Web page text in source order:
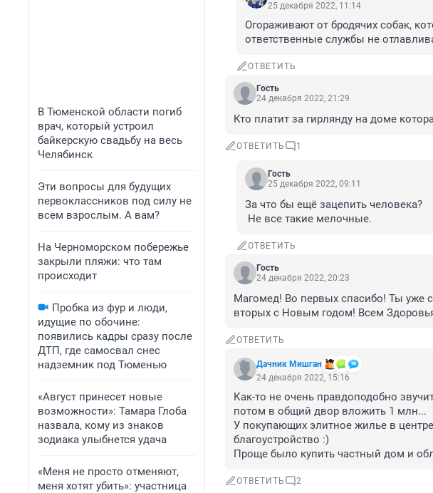
В Тюменской области погиб
врач, который устроил
байкерскую свадьбу на весь
Челябинск
Эти вопросы для будущих
первоклассников под силу не
всем взрослым. А вам?
На Черноморском побережье
закрыли пляжи: что там
происходит
Пробка из фур и люди,
идущие по обочине:
появились кадры сразу после
ДТП, где самосвал снес
надземник под Тюменью
«Август принесет новые
возможности»: Тамара Глоба
назвала, кому из знаков
зодиака улыбнется удача
«Меня не просто отменяют,
меня хотят убить»: участница
25 декабря 2022, 11:14
Огораживают от бродячих собак,
ответственные службы не
ОТВЕТИТЬ
Гость
24 декабря 2022, 21:29
Кто платит за гирлянду на доме
ОТВЕТИТЬ 1
Гость
25 декабря 2022, 09:11
За что бы ещё зацепить человека?
Не все такие мелочные.
ОТВЕТИТЬ
Гость
24 декабря 2022, 20:23
Магомед! Во первых спасибо! Ты уже
вторых с Новым годом! Всем
ОТВЕТИТЬ
Дачник Мишган
24 декабря 2022, 15:16
Как-то не очень правдоподобно
потом в общий двор вложить 1 млн...
У покупающих элитное жилье в
благоустройство :)
Проще было купить частный дом и
ОТВЕТИТЬ 2